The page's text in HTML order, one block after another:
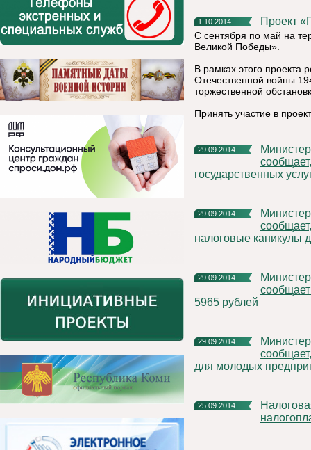
1.10.2014 Проект
С сентября по май на
Великой Победы».
В рамках этого проекта
Отечественной войны
торжественной
Принять участие в
29.09.2014
Министерство экономического развития Республики Коми
государственных
29.09.2014
Министерство экономического развития Республики Коми
налоговые каникулы
29.09.2014
Министерство экономического развития Республики Коми
5965 рублей
29.09.2014
Министерство экономического развития Республики Коми
для молодых
25.09.2014
Налоговая служба проводит Дни открытых дверей для